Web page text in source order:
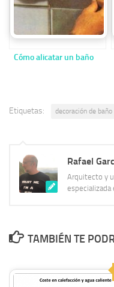
Cómo alicatar un baño
Etiquetas: decoración de baño
Rafael
Arquitecto y
TAMBIÉN TE